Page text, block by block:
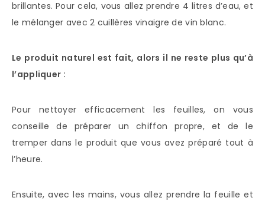
brillantes. Pour cela, vous allez prendre 4 litres d’eau, et
le mélanger avec 2 cuillères vinaigre de vin blanc.
Le produit naturel est fait, alors il ne reste plus qu’à
l’appliquer :
Pour nettoyer efficacement les feuilles, on vous
conseille de préparer un chiffon propre, et de le
tremper dans le produit que vous avez préparé tout à
l’heure.
Ensuite, avec les mains, vous allez prendre la feuille et